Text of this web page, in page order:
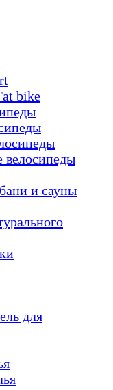
bike
велосипеды
и сауны
для